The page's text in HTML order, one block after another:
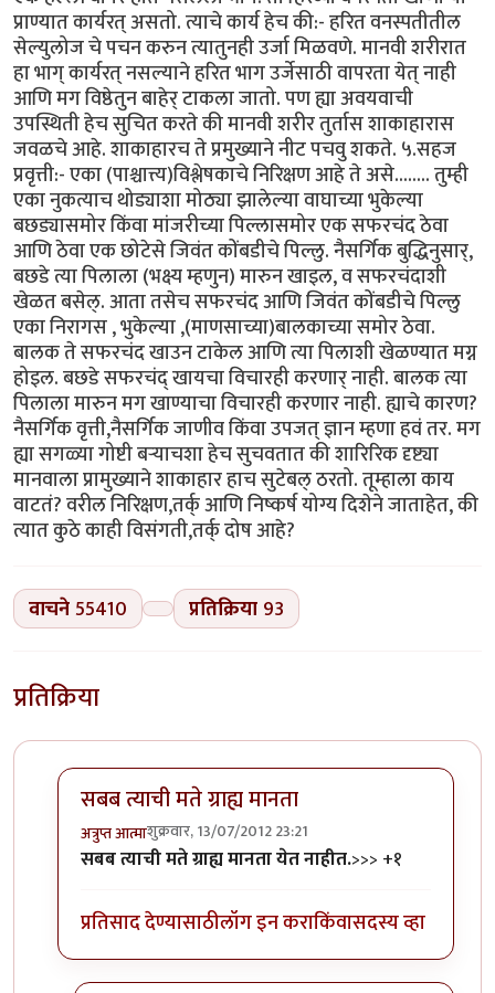
प्राण्यात कार्यरत् असतो. त्याचे कार्य हेच की:- हरित वनस्पतीतील
सेल्युलोज चे पचन करुन त्यातुनही उर्जा मिळवणे. मानवी शरीरात
हा भाग् कार्यरत् नसल्याने हरित भाग उर्जेसाठी वापरता येत् नाही
आणि मग विष्ठेतुन बाहेर् टाकला जातो. पण ह्या अवयवाची
उपस्थिती हेच सुचित करते की मानवी शरीर तुर्तास शाकाहारास
जवळचे आहे. शाकाहारच ते प्रमुख्याने नीट पचवु शकते. ५.सहज
प्रवृत्ती:- एका (पाश्चात्त्य)विश्लेषकाचे निरिक्षण आहे ते असे........ तुम्ही
एका नुकत्याच थोड्याशा मोठ्या झालेल्या वाघाच्या भुकेल्या
बछड्यासमोर किंवा मांजरीच्या पिल्लासमोर एक सफरचंद ठेवा
आणि ठेवा एक छोटेसे जिवंत कोंबडीचे पिल्लु. नैसर्गिक बुद्धिनुसार्,
बछडे त्या पिलाला (भक्ष्य म्हणुन) मारुन खाइल, व सफरचंदाशी
खेळत बसेल्. आता तसेच सफरचंद आणि जिवंत कोंबडीचे पिल्लु
एका निरागस , भुकेल्या ,(माणसाच्या)बालकाच्या समोर ठेवा.
बालक ते सफरचंद खाउन टाकेल आणि त्या पिलाशी खेळण्यात मग्न
होइल. बछडे सफरचंद् खायचा विचारही करणार् नाही. बालक त्या
पिलाला मारुन मग खाण्याचा विचारही करणार नाही. ह्याचे कारण?
नैसर्गिक वृत्ती,नैसर्गिक जाणीव किंवा उपजत् ज्ञान म्हणा हवं तर. मग
ह्या सगळ्या गोष्टी बर्‍याचशा हेच सुचवतात की शारिरिक दृष्ट्या
मानवाला प्रामुख्याने शाकाहार हाच सुटेबल् ठरतो. तूम्हाला काय
वाटतं? वरील निरिक्षण,तर्क् आणि निष्कर्ष योग्य दिशेने जाताहेत, की
त्यात कुठे काही विसंगती,तर्क् दोष आहे?
वाचने55410 प्रतिक्रिया 93
प्रतिक्रिया
सबब त्याची मते ग्राह्य मानता
अत्रुप्त आत्माशुक्रवार, 13/07/2012 23:21
In reply toमानव फक्त शाकाहारीच नाहीच मुळी
सबब त्याची मते ग्राह्य मानता येत नाहीत.>>> +१
प्रतिसाद देण्यासाठीलॉग इन कराकिंवासदस्य व्हा